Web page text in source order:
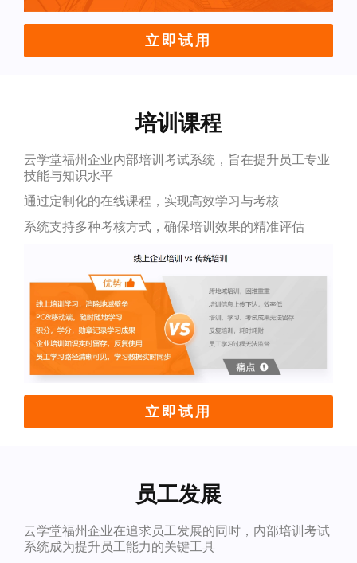
立即试用
培训课程
云学堂福州企业内部培训考试系统，旨在提升员工专业
技能与知识水平
通过定制化的在线课程，实现高效学习与考核
系统支持多种考核方式，确保培训效果的精准评估
立即试用
员工发展
云学堂福州企业在追求员工发展的同时，内部培训考试
系统成为提升员工能力的关键工具